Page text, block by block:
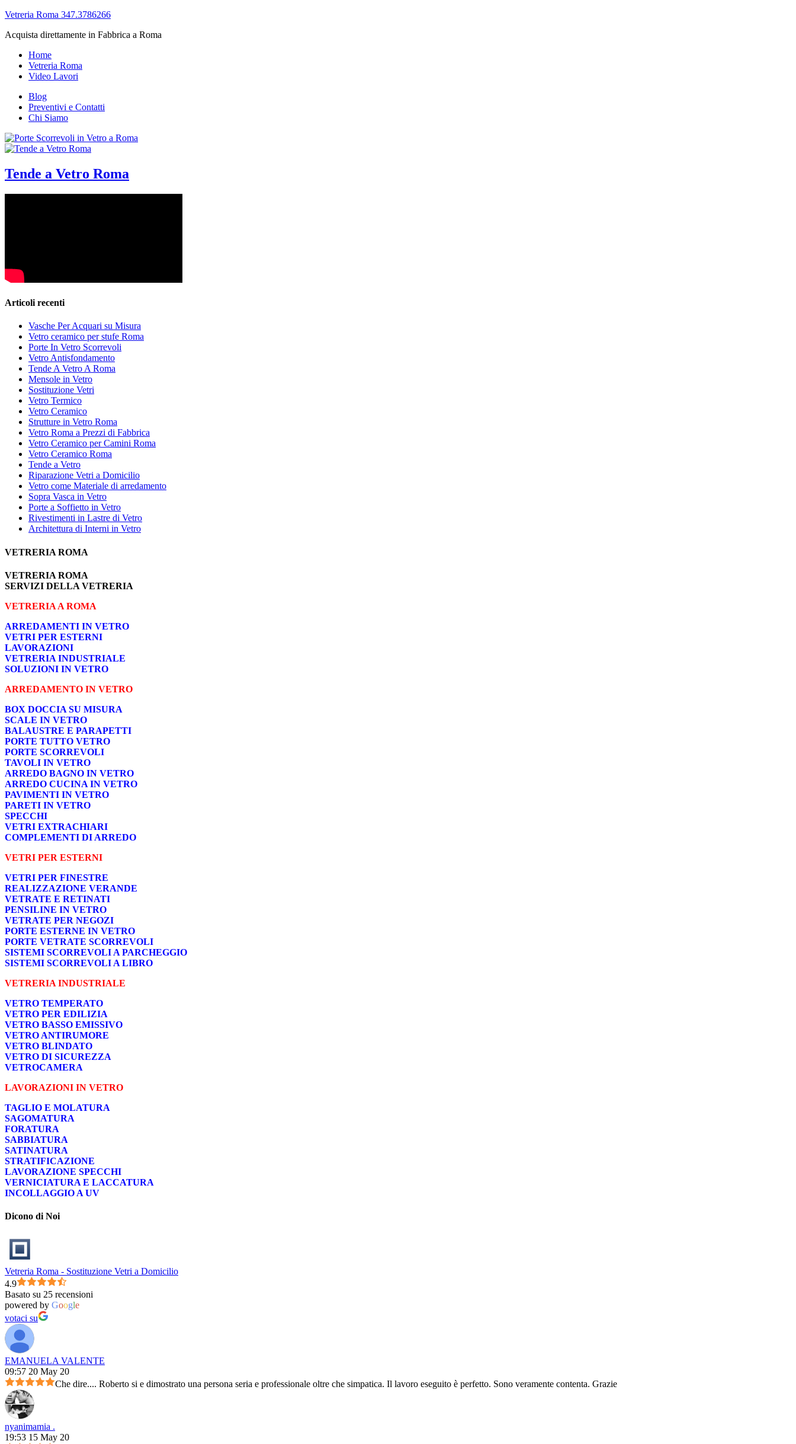
Vetreria Roma 347.3786266
Acquista direttamente in Fabbrica a Roma
Home
Vetreria Roma
Video Lavori
Blog
Preventivi e Contatti
Chi Siamo
Tende a Vetro Roma
Articoli recenti
Vasche Per Acquari su Misura
Vetro ceramico per stufe Roma
Porte In Vetro Scorrevoli
Vetro Antisfondamento
Tende A Vetro A Roma
Mensole in Vetro
Sostituzione Vetri
Vetro Termico
Vetro Ceramico
Strutture in Vetro Roma
Vetro Roma a Prezzi di Fabbrica
Vetro Ceramico per Camini Roma
Vetro Ceramico Roma
Tende a Vetro
Riparazione Vetri a Domicilio
Vetro come Materiale di arredamento
Sopra Vasca in Vetro
Porte a Soffietto in Vetro
Rivestimenti in Lastre di Vetro
Architettura di Interni in Vetro
VETRERIA ROMA
VETRERIA ROMA
SERVIZI DELLA VETRERIA
VETRERIA A ROMA
ARREDAMENTI IN VETRO
VETRI PER ESTERNI
LAVORAZIONI
VETRERIA INDUSTRIALE
SOLUZIONI IN VETRO
ARREDAMENTO IN VETRO
BOX DOCCIA SU MISURA
SCALE IN VETRO
BALAUSTRE E PARAPETTI
PORTE TUTTO VETRO
PORTE SCORREVOLI
TAVOLI IN VETRO
ARREDO BAGNO IN VETRO
ARREDO CUCINA IN VETRO
PAVIMENTI IN VETRO
PARETI IN VETRO
SPECCHI
VETRI EXTRACHIARI
COMPLEMENTI DI ARREDO
VETRI PER ESTERNI
VETRI PER FINESTRE
REALIZZAZIONE VERANDE
VETRATE E RETINATI
PENSILINE IN VETRO
VETRATE PER NEGOZI
PORTE ESTERNE IN VETRO
PORTE VETRATE SCORREVOLI
SISTEMI SCORREVOLI A PARCHEGGIO
SISTEMI SCORREVOLI A LIBRO
VETRERIA INDUSTRIALE
VETRO TEMPERATO
VETRO PER EDILIZIA
VETRO BASSO EMISSIVO
VETRO ANTIRUMORE
VETRO BLINDATO
VETRO DI SICUREZZA
VETROCAMERA
LAVORAZIONI IN VETRO
TAGLIO E MOLATURA
SAGOMATURA
FORATURA
SABBIATURA
SATINATURA
STRATIFICAZIONE
LAVORAZIONE SPECCHI
VERNICIATURA E LACCATURA
INCOLLAGGIO A UV
Dicono di Noi
Vetreria Roma - Sostituzione Vetri a Domicilio
4.9
Basato su 25 recensioni
powered by Google
votaci su
EMANUELA VALENTE
09:57 20 May 20
Che dire.... Roberto si e dimostrato una persona seria e professionale oltre che simpatica. Il lavoro eseguito è perfetto. Sono veramente contenta. Grazie
nyanimamia .
19:53 15 May 20